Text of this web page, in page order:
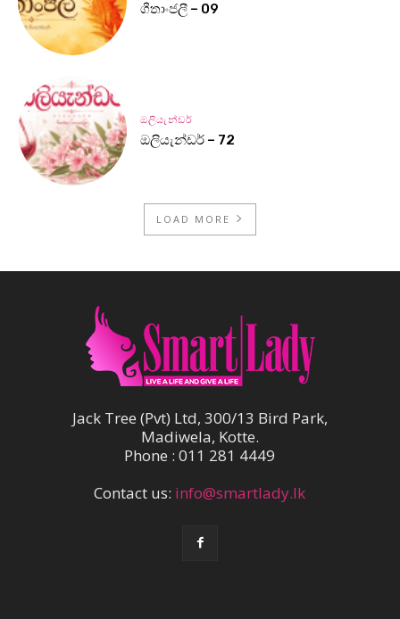
ගීතාංජලී – 09
ඔලියැන්ඩර්
ඔලියැන්ඩර් – 72
LOAD MORE
Jack Tree (Pvt) Ltd, 300/13 Bird Park,
Madiwela, Kotte.
Phone : 011 281 4449
Contact us: info@smartlady.lk